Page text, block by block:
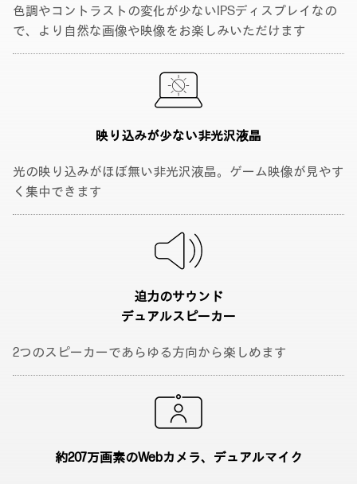
色調やコントラストの変化が少ないIPSディスプレイなの
で、より自然な画像や映像をお楽しみいただけます
映り込みが少ない非光沢液晶
光の映り込みがほぼ無い非光沢液晶。ゲーム映像が見やす
く集中できます
迫力のサウンド
デュアルスピーカー
2つのスピーカーであらゆる方向から楽しめます
約207万画素のWebカメラ、 デュアルマイク